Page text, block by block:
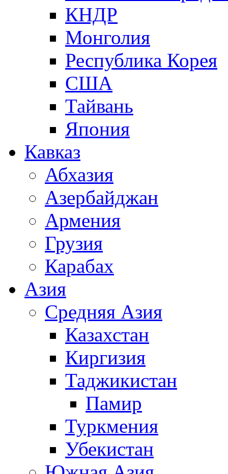
КНДР
Монголия
Республика Корея
США
Тайвань
Япония
Кавказ
Абхазия
Азербайджан
Армения
Грузия
Карабах
Азия
Средняя Азия
Казахстан
Киргизия
Таджикистан
Памир
Туркмения
Убекистан